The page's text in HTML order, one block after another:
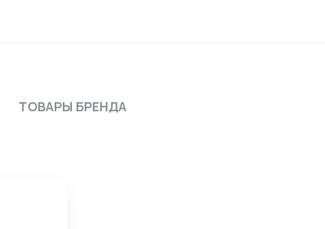
ТОВАРЫ БРЕНДА